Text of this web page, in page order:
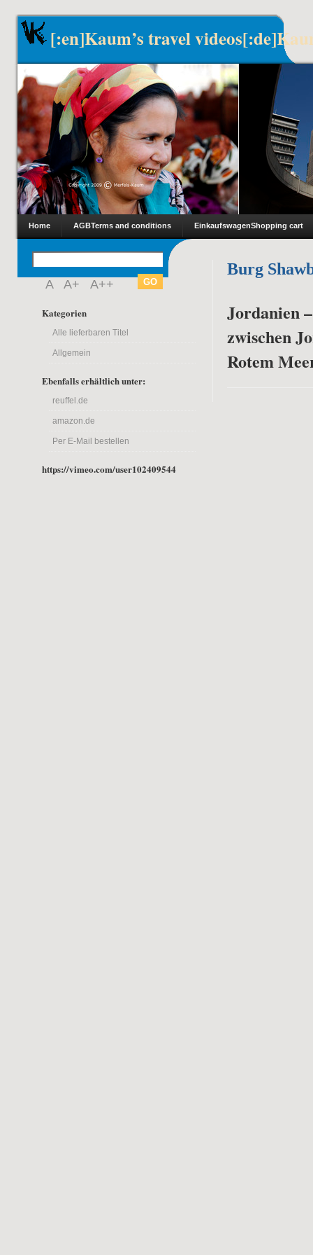
[:en]Kaum’s travel
Home AGBTerms and conditions EinkaufswagenShopping cart
A A+ A++
Kategorien
Alle lieferbaren Titel
Allgemein
Ebenfalls erhältlich unter:
reuffel.de
amazon.de
Per E-Mail bestellen
https://vimeo.com/user102409544
Burg
Jordanien
zwischen
Rotem